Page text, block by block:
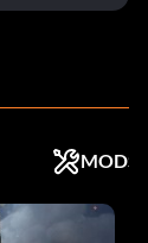
MODS